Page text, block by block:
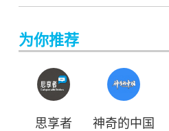
为你推荐
思享者 神奇的中国